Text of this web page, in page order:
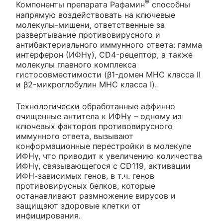
Компоненты препарата Рафамин® способны
напрямую воздействовать на ключевые
молекулы-мишени, ответственные за
развертывание противовирусного и
антибактериального иммунного ответа: гамма
интерферон (ИФНγ), CD4-рецептор, а также
молекулы главного комплекса
гистосовместимости (β1-домен МНС класса II
и β2-микроглобулин МНС класса I).
Технологически обработанные аффинно
очищенные антитела к ИФНγ – одному из
ключевых факторов противовирусного
иммунного ответа, вызывают
конформационные перестройки в молекуле
ИФНγ, что приводит к увеличению количества
ИФНγ, связывающегося с CD119, активации
ИФН-зависимых генов, в т.ч. генов
противовирусных белков, которые
останавливают размножение вирусов и
защищают здоровые клетки от
инфицирования.